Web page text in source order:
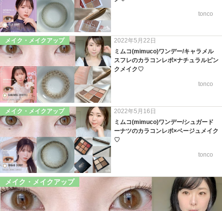
tonco
メイク・メイクアップ
2022年5月22日
ミムコ(mimuco)ワンデー/キャラメル
スフレのカラコンレポ×ナチュラルピン
クメイク♡
tonco
メイク・メイクアップ
2022年5月16日
ミムコ(mimuco)ワンデー/シュガード
ーナツのカラコンレポ×ベージュメイク
♡
tonco
メイク・メイクアップ